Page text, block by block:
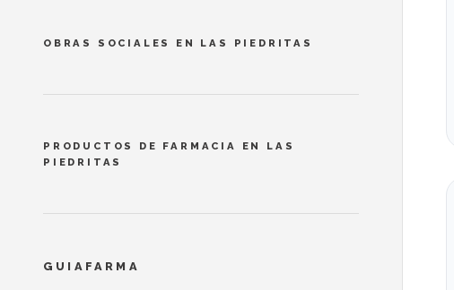
OBRAS SOCIALES EN LAS PIEDRITAS
PRODUCTOS DE FARMACIA EN LAS
PIEDRITAS
GUIAFARMA